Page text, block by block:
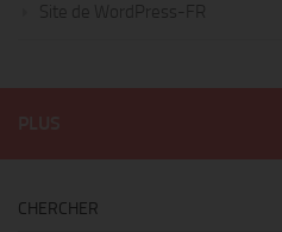
Site de WordPress-FR
CHERCHER